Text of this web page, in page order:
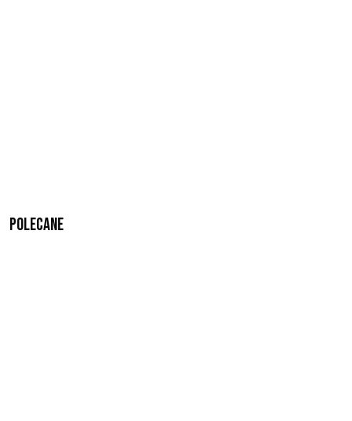
Polecane